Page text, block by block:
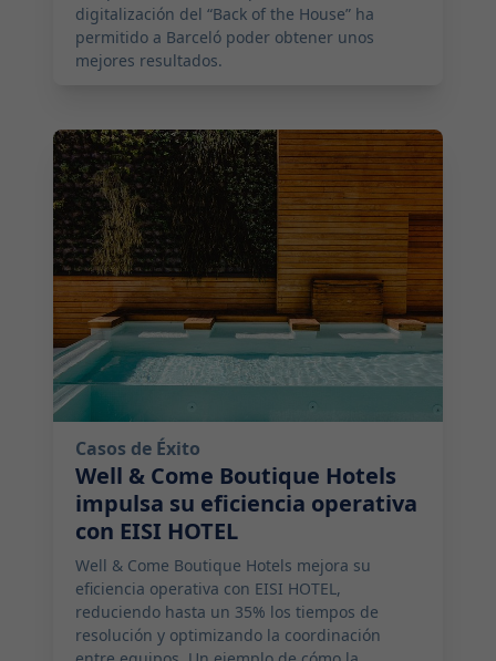
digitalización del “Back of the House” ha
permitido a Barceló poder obtener unos
mejores resultados.
2026-04-29 01:00:00
Casos de Éxito
Well & Come Boutique Hotels
impulsa su eficiencia operativa
con EISI HOTEL
Well & Come Boutique Hotels mejora su
eficiencia operativa con EISI HOTEL,
reduciendo hasta un 35% los tiempos de
resolución y optimizando la coordinación